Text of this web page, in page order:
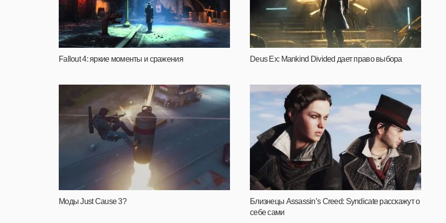
Fallout 4: яркие моменты и сражения Deus Ex: Mankind Divided дает право выбора
Моды Just Cause 3?
Близнецы Assassin’s Creed: Syndicate расскажут о
себе сами